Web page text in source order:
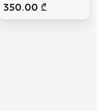
350.00 ₾